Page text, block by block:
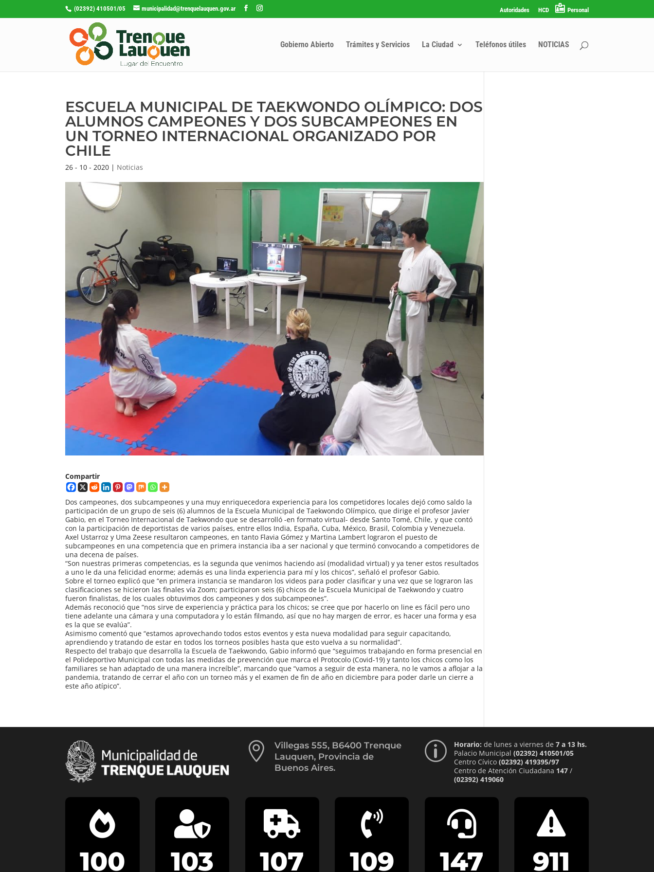
(02392) 410501/05 municipalidad@trenquelauquen.gov.ar Autoridades HCD Personal
Gobierno Abierto Trámites y Servicios La Ciudad Teléfonos útiles NOTICIAS
ESCUELA MUNICIPAL DE TAEKWONDO OLÍMPICO: DOS
ALUMNOS CAMPEONES Y DOS SUBCAMPEONES EN
UN TORNEO INTERNACIONAL ORGANIZADO POR
CHILE
26 - 10 - 2020 | Noticias
Compartir
Dos campeones, dos subcampeones y una muy enriquecedora experiencia para los competidores locales dejó como saldo la
participación de un grupo de seis (6) alumnos de la Escuela Municipal de Taekwondo Olímpico, que dirige el profesor Javier
Gabio, en el Torneo Internacional de Taekwondo que se desarrolló -en formato virtual- desde Santo Tomé, Chile, y que contó
con la participación de deportistas de varios países, entre ellos India, España, Cuba, México, Brasil, Colombia y Venezuela.
Axel Ustarroz y Uma Zeese resultaron campeones, en tanto Flavia Gómez y Martina Lambert lograron el puesto de
subcampeones en una competencia que en primera instancia iba a ser nacional y que terminó convocando a competidores de
una decena de países.
“Son nuestras primeras competencias, es la segunda que venimos haciendo así (modalidad virtual) y ya tener estos resultados
a uno le da una felicidad enorme; además es una linda experiencia para mí y los chicos”, señaló el profesor Gabio.
Sobre el torneo explicó que “en primera instancia se mandaron los videos para poder clasificar y una vez que se lograron las
clasificaciones se hicieron las finales vía Zoom; participaron seis (6) chicos de la Escuela Municipal de Taekwondo y cuatro
fueron finalistas, de los cuales obtuvimos dos campeones y dos subcampeones”.
Además reconoció que “nos sirve de experiencia y práctica para los chicos; se cree que por hacerlo on line es fácil pero uno
tiene adelante una cámara y una computadora y lo están filmando, así que no hay margen de error, es hacer una forma y esa
es la que se evalúa”.
Asimismo comentó que “estamos aprovechando todos estos eventos y esta nueva modalidad para seguir capacitando,
aprendiendo y tratando de estar en todos los torneos posibles hasta que esto vuelva a su normalidad”.
Respecto del trabajo que desarrolla la Escuela de Taekwondo, Gabio informó que “seguimos trabajando en forma presencial en
el Polideportivo Municipal con todas las medidas de prevención que marca el Protocolo (Covid-19) y tanto los chicos como los
familiares se han adaptado de una manera increíble”, marcando que “vamos a seguir de esta manera, no le vamos a aflojar a la
pandemia, tratando de cerrar el año con un torneo más y el examen de fin de año en diciembre para poder darle un cierre a
este año atípico”.

Villegas 555, B6400 Trenque
Lauquen, Provincia de
Buenos Aires.
p Horario: de lunes a viernes de 7 a 13 hs.
Palacio Municipal (02392) 410501/05
Centro Cívico (02392) 419395/97
Centro de Atención Ciudadana 147/
(02392) 419060

100

103

107

109

147

911